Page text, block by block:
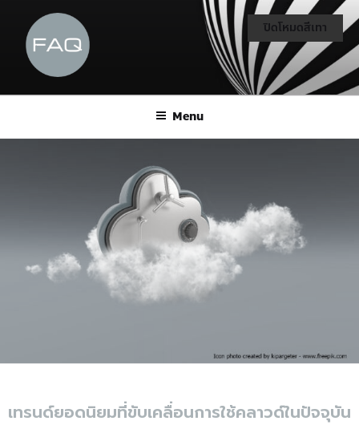
Menu
เทรนด์ยอดนิยมที่ขับเคลื่อนการใช้คลาวด์ในปัจจุบัน
ปิดโหมดสีเทา